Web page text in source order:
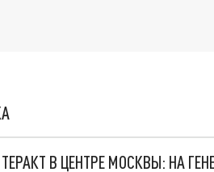
В ЦЕНТРЕ МОСКВЫ: НА